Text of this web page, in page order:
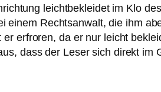
leichtbekleidet im Klo
einem Rechtsanwalt, die ihm
erfroren, da er nur leicht
dass der Leser sich direkt im